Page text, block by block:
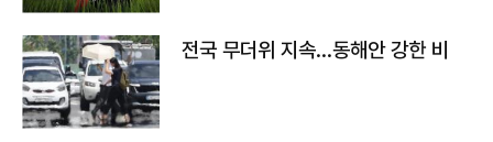
전국 무더위 지속…동해안 강한 비